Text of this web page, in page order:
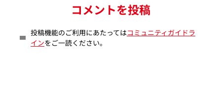
コメントを投稿
投稿機能のご利用にあたってはコミュニティガイドラ
インをご一読ください。